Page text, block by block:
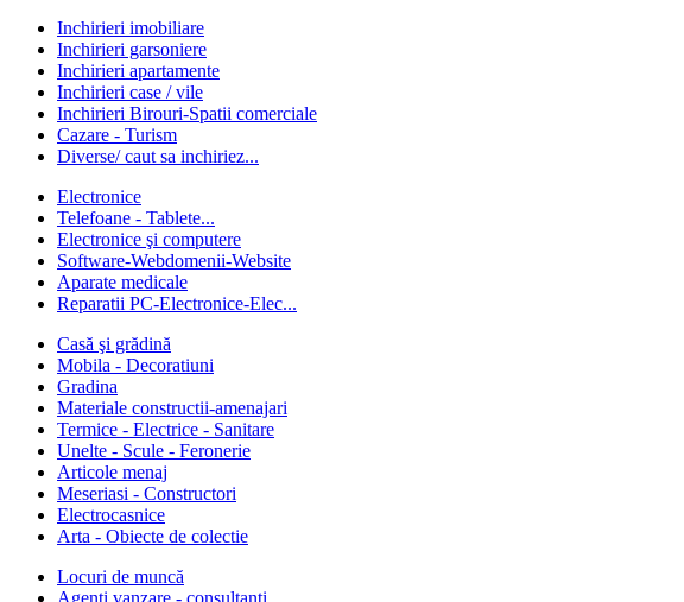
Inchirieri imobiliare
Inchirieri garsoniere
Inchirieri apartamente
Inchirieri case / vile
Inchirieri Birouri-Spatii comerciale
Cazare - Turism
Diverse/ caut sa inchiriez...
Electronice
Telefoane - Tablete...
Electronice şi computere
Software-Webdomenii-Website
Aparate medicale
Reparatii PC-Electronice-Elec...
Casă şi grădină
Mobila - Decoratiuni
Gradina
Materiale constructii-amenajari
Termice - Electrice - Sanitare
Unelte - Scule - Feronerie
Articole menaj
Meseriasi - Constructori
Electrocasnice
Arta - Obiecte de colectie
Locuri de muncă